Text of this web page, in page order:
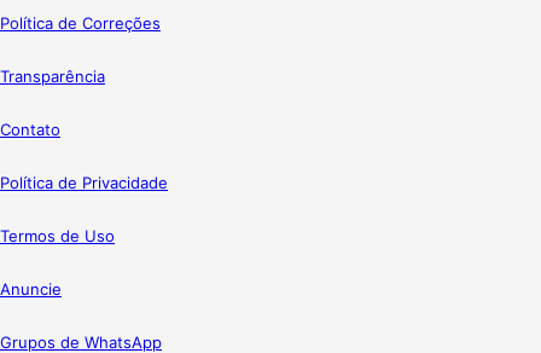
Política de Correções
Transparência
Contato
Política de Privacidade
Termos de Uso
Anuncie
Grupos de WhatsApp